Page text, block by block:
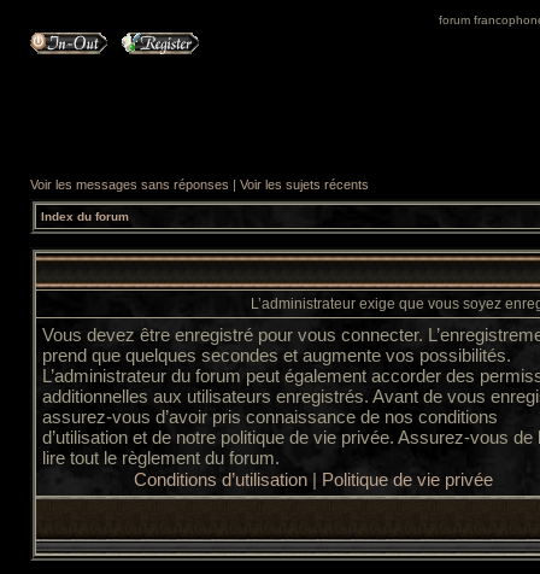
forum
Voir les messages sans réponses | Voir les sujets récents
Index du forum
L’administrateur exige que vous soyez
Vous devez être enregistré pour vous connecter.
prend que quelques secondes et augmente vos possibilités.
L’administrateur du forum peut également accorder des
additionnelles aux utilisateurs enregistrés. Avant de vous
assurez-vous d’avoir pris connaissance de nos conditions
d’utilisation et de notre politique de vie privée. Assurez-vous de
lire tout le règlement du forum.
Conditions d’utilisation| Politique de vie privée